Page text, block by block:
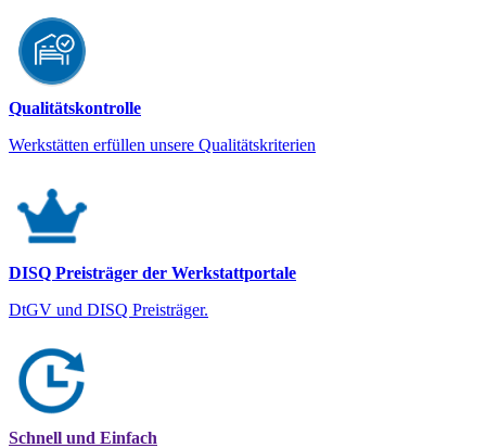
Qualitätskontrolle
Werkstätten erfüllen unsere Qualitätskriterien
DISQ Preisträger der Werkstattportale
DtGV und DISQ Preisträger.
Schnell und Einfach